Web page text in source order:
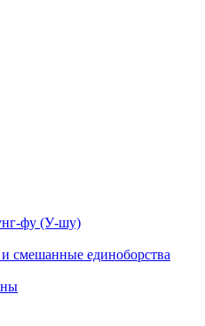
фу (У-шу)
единоборства